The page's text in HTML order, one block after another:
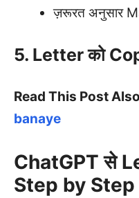
ज़रूरत अनुसार
5. Letter को
Read This Post
banaye
ChatGPT से
Step by